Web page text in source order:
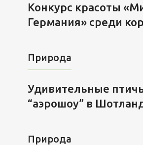
Конкурс красоты
Германия» среди
Природа
Удивительные
“аэрошоу” в
Природа